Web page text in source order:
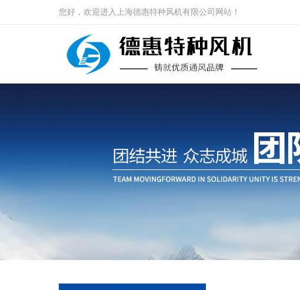
您好，欢迎进入上海德惠特种风机有限公司网站！